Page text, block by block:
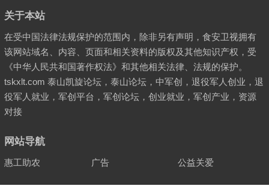
关于本站
在受中国法律法规保护的范围内，除非另有声明，食安卫视拥有
该网站域名、内容、页面和相关资料的版权及其他知识产权，受
《中华人民共和国著作权法》和其他相关法律、法规的保护。
tskxlt.com 泰山凯旋论坛，泰山论坛，中军创，退役军人创业，退
役军人就业，军创平台，军创论坛，创业就业，军创产业，资源
对接
网站导航
惠工助农 广告 公益关爱